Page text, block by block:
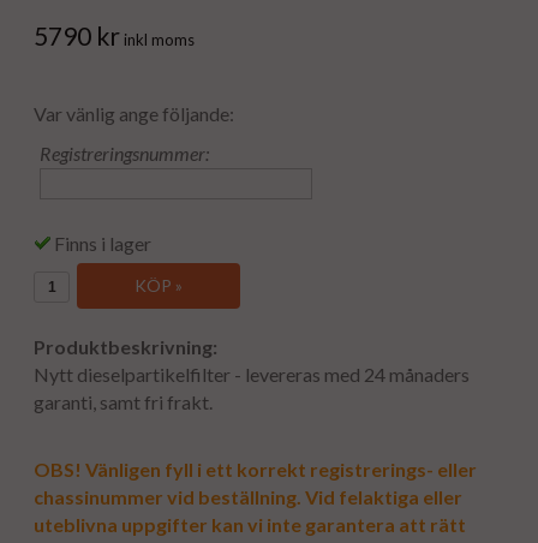
5790 kr inkl moms
Var vänlig ange följande:
Registreringsnummer:
Finns i lager
KÖP »
Produktbeskrivning:
Nytt dieselpartikelfilter - levereras med 24 månaders
garanti, samt fri frakt.
OBS! Vänligen fyll i ett korrekt registrerings- eller
chassinummer vid beställning. Vid felaktiga eller
uteblivna uppgifter kan vi inte garantera att rätt